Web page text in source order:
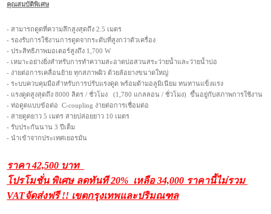
คุณสมบัติพิเศษ
- สามารถดูดที่ความลึกสูงสุดถึง 2.5 เมตร
- รองรับการใช้งานการดูดจากระดับที่สูงกว่าตัวเครื่อง
- ประสิทธิภาพมอเตอร์สูงถึง 1,700 W
- เหมาะอย่างยิ่งสำหรับการทำความสะอาดบ่อสวนสระว่ายน้ำและว่ายน้ำบ่อ
- ง่ายต่อการเคลื่อนย้าย ทุกสภาพผิว ด้วยล้อยางขนาดใหญ่
- ระบบควบคุมมือสำหรับการปรับแรงดูด พร้อมด้ามอลูมิเนียม ทนทานแข็งแรง
- แรงดูดสูงสุดถึง 8000 ลิตร / ชั่วโมง (1,780 แกลลอน / ชั่วโมง) ขึ้นอยู่กับสภาพการใช้งาน
- ท่อดูดแบบข้อต่อ C-coupling ง่ายต่อการเชื่อมต่อ
- สายดูดยาว 5 เมตร สายปล่อยยาว 10 เมตร
- รับประกันนาน 3 ปีเต็ม
- นำเข้าจากประเทศเยอรมัน
ราคา 42,500 บาท
โปรโมชั่น พิเศษ ลดทันที 20% เหลือ34,000 ราคานี้ไม่รวม
VATจัดส่งฟรี !! เขตกรุงเทพและปริมณฑล